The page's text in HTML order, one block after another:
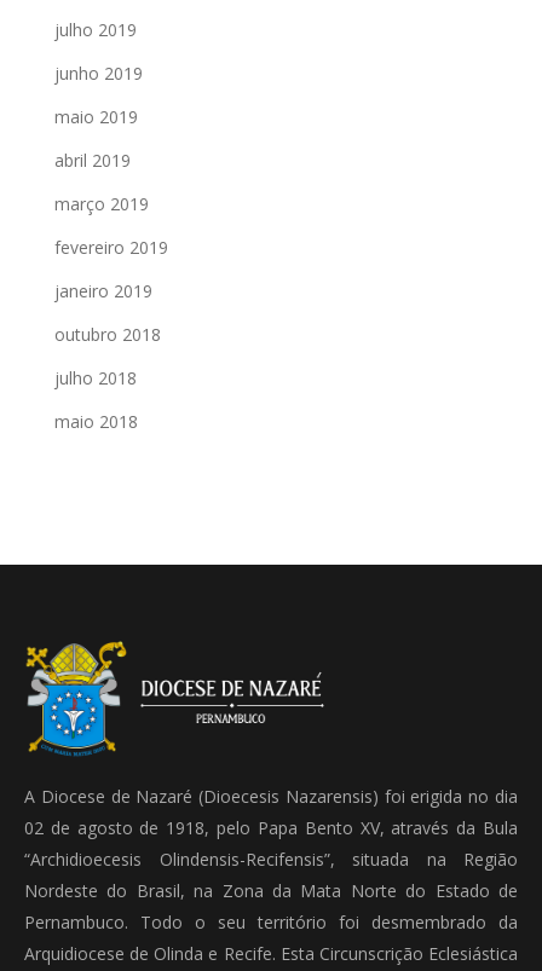
julho 2019
junho 2019
maio 2019
abril 2019
março 2019
fevereiro 2019
janeiro 2019
outubro 2018
julho 2018
maio 2018
A Diocese de Nazaré (Dioecesis Nazarensis) foi erigida no dia
02 de agosto de 1918, pelo Papa Bento XV, através da Bula
“Archidioecesis Olindensis-Recifensis”, situada na Região
Nordeste do Brasil, na Zona da Mata Norte do Estado de
Pernambuco. Todo o seu território foi desmembrado da
Arquidiocese de Olinda e Recife. Esta Circunscrição Eclesiástica